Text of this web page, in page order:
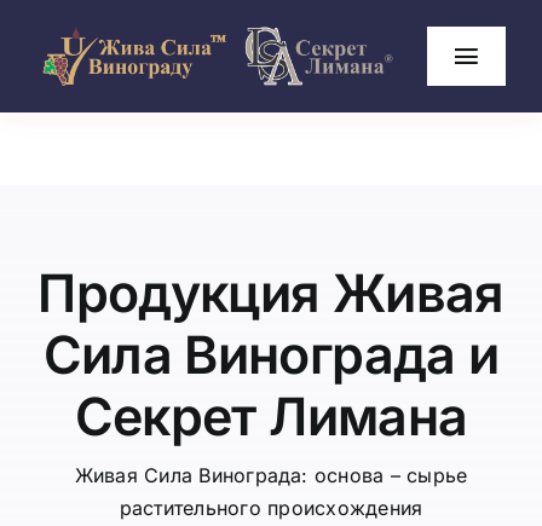
content
Категории
Статьи
Контакты
Продукция Живая
Сила Винограда и
Секрет Лимана
Живая Сила Винограда: основа – сырье
растительного происхождения